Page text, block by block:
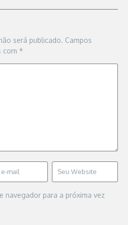
será publicado. Campos
com *
navegador para a próxima vez